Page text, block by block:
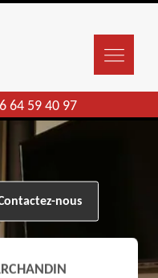
64 59 40 97
nous